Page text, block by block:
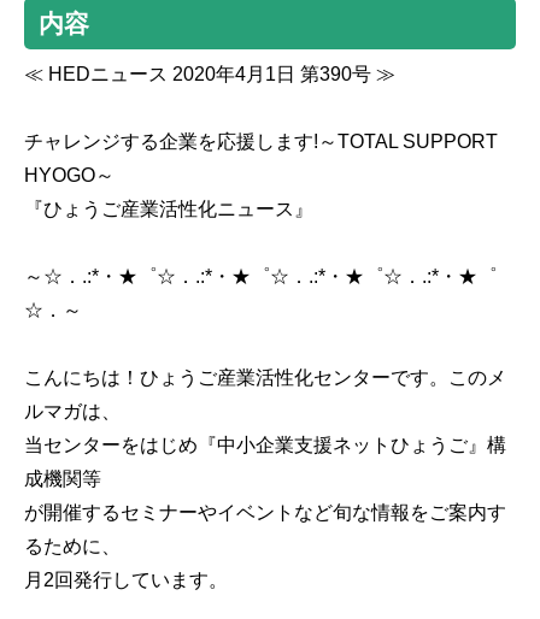
内容
≪ HEDニュース 2020年4月1日 第390号 ≫
チャレンジする企業を応援します!～TOTAL SUPPORT
HYOGO～
『ひょうご産業活性化ニュース』
～☆．.:*・★゜☆．.:*・★゜☆．.:*・★゜☆．.:*・★゜
☆．～
こんにちは！ひょうご産業活性化センターです。このメ
ルマガは、
当センターをはじめ『中小企業支援ネットひょうご』構
成機関等
が開催するセミナーやイベントなど旬な情報をご案内す
るために、
月2回発行しています。